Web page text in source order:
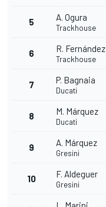
5 A. Ogura
Trackhouse
6 R. Fernández
Trackhouse
7 P. Bagnaia
Ducati
8 M. Márquez
Ducati
9 A. Márquez
Gresini
10 F. Aldeguer
Gresini